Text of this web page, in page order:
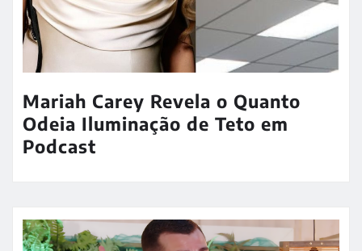
Mariah Carey Revela o Quanto
Odeia Iluminação de Teto em
Podcast